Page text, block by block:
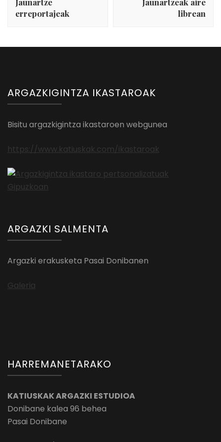
erreportajeak
librean
ARGAZKIGINTZA IKASTAROAK
Bisitu argazkigintza ikastaroen webgunea
https://www.katiuskak.com/ikastaroak
ARGAZKI SALMENTA
Argazki erakusketa Pasai Donibanen
Galeria
HARREMANETARAKO
KATIUSKAK ARGAZKI ESTUDIOA
Donibane kalea 96 behea
Pasai Donibane